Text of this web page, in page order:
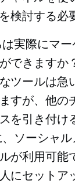
検討する必
実際にマー
できますか
ツールは急
すが、他の
を引き付け
ソーシャ
が利用可能
にセットア